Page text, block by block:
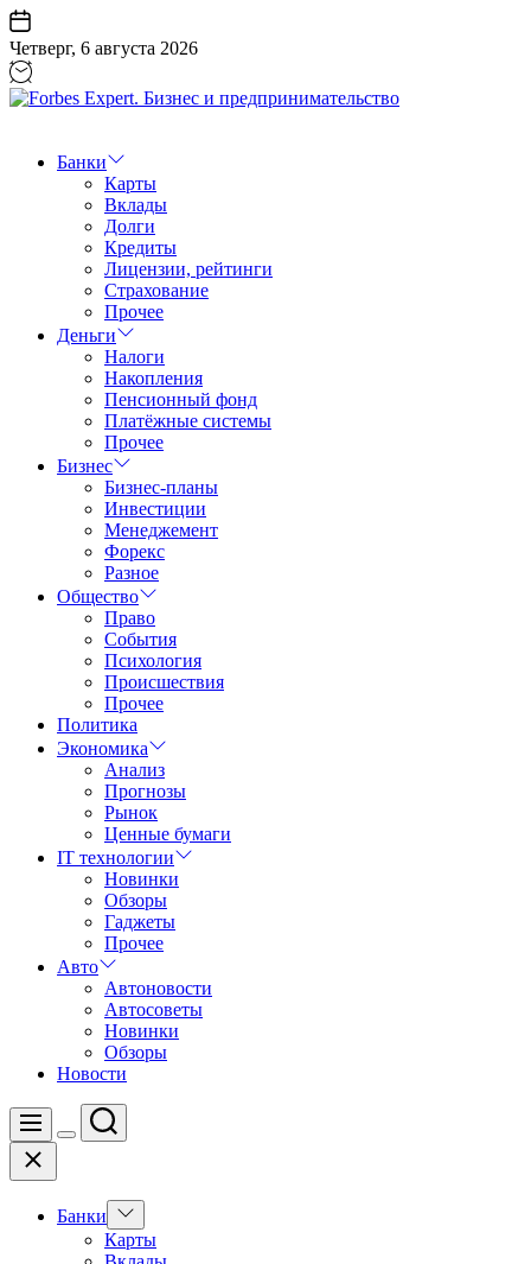
Перейти
к
содержанию
Четверг, 6 августа 2026
Бизнес
предпринимательство
Банки
Карты
Вклады
Долги
Кредиты
Лицензии, рейтинги
Страхование
Прочее
Деньги
Налоги
Накопления
Пенсионный фонд
Платёжные системы
Прочее
Бизнес
Бизнес-планы
Инвестиции
Менеджемент
Форекс
Разное
Общество
Право
События
Психология
Происшествия
Прочее
Политика
Экономика
Анализ
Прогнозы
Рынок
Ценные бумаги
IT технологии
Новинки
Обзоры
Гаджеты
Прочее
Авто
Автоновости
Автосоветы
Новинки
Обзоры
Новости
Меню
Цвет
Поиск
Закрыть
Банки
Показать
подменю
Карты